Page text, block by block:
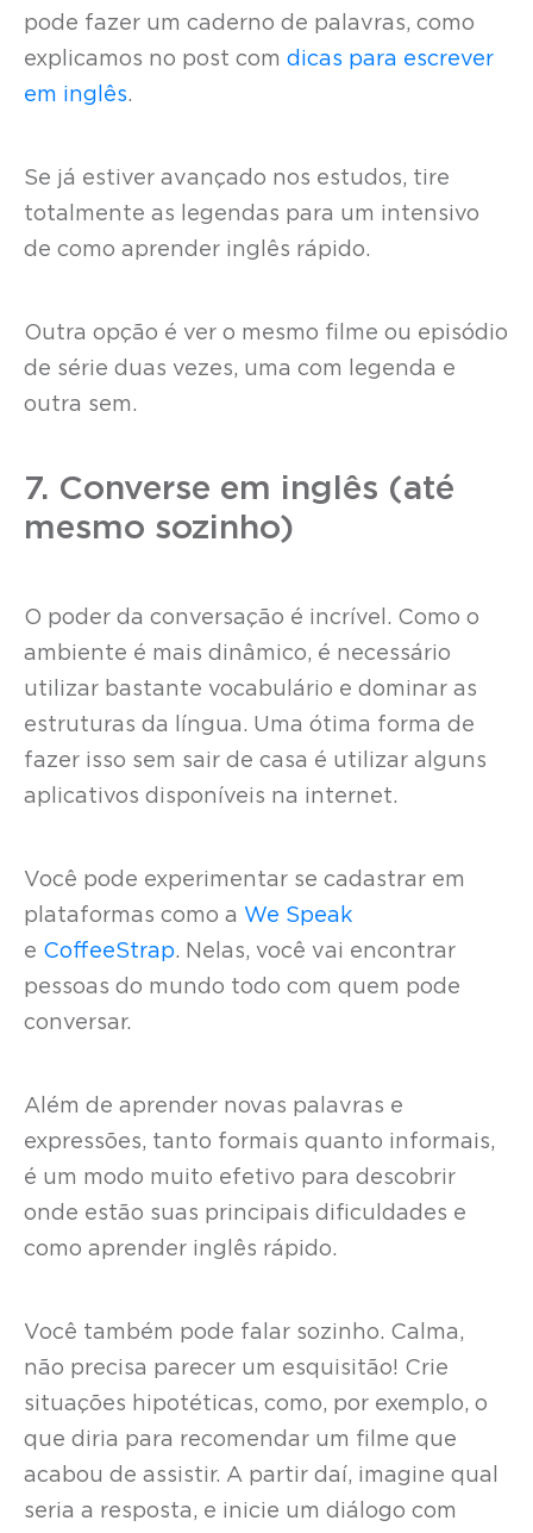
pode fazer um caderno de palavras, como
explicamos no post com dicas para escrever
em inglês.
Se já estiver avançado nos estudos, tire
totalmente as legendas para um intensivo
de como aprender inglês rápido.
Outra opção é ver o mesmo filme ou episódio
de série duas vezes, uma com legenda e
outra sem.
7. Converse em inglês (até
mesmo sozinho)
O poder da conversação é incrível. Como o
ambiente é mais dinâmico, é necessário
utilizar bastante vocabulário e dominar as
estruturas da língua. Uma ótima forma de
fazer isso sem sair de casa é utilizar alguns
aplicativos disponíveis na internet.
Você pode experimentar se cadastrar em
plataformas como a We Speak
e CoffeeStrap. Nelas, você vai encontrar
pessoas do mundo todo com quem pode
conversar.
Além de aprender novas palavras e
expressões, tanto formais quanto informais,
é um modo muito efetivo para descobrir
onde estão suas principais dificuldades e
como aprender inglês rápido.
Você também pode falar sozinho. Calma,
não precisa parecer um esquisitão! Crie
situações hipotéticas, como, por exemplo, o
que diria para recomendar um filme que
acabou de assistir. A partir daí, imagine qual
seria a resposta, e inicie um diálogo com